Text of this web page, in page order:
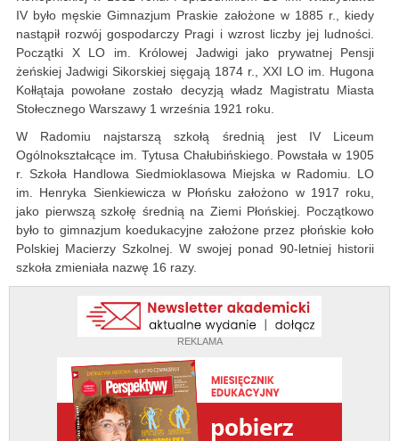
REKLAMA
IV było męskie Gimnazjum Praskie założone w 1885 r., kiedy
nastąpił rozwój gospodarczy Pragi i wzrost liczby jej ludności.
Początki X LO im. Królowej Jadwigi jako prywatnej Pensji
żeńskiej Jadwigi Sikorskiej sięgają 1874 r., XXI LO im. Hugona
Kołłątaja powołane zostało decyzją władz Magistratu Miasta
Stołecznego Warszawy 1 września 1921 roku.
W Radomiu najstarszą szkołą średnią jest IV Liceum
Ogólnokształcące im. Tytusa Chałubińskiego. Powstała w 1905
r. Szkoła Handlowa Siedmioklasowa Miejska w Radomiu. LO
im. Henryka Sienkiewicza w Płońsku założono w 1917 roku,
jako pierwszą szkołę średnią na Ziemi Płońskiej. Początkowo
było to gimnazjum koedukacyjne założone przez płońskie koło
Polskiej Macierzy Szkolnej. W swojej ponad 90-letniej historii
szkoła zmieniała nazwę 16 razy.